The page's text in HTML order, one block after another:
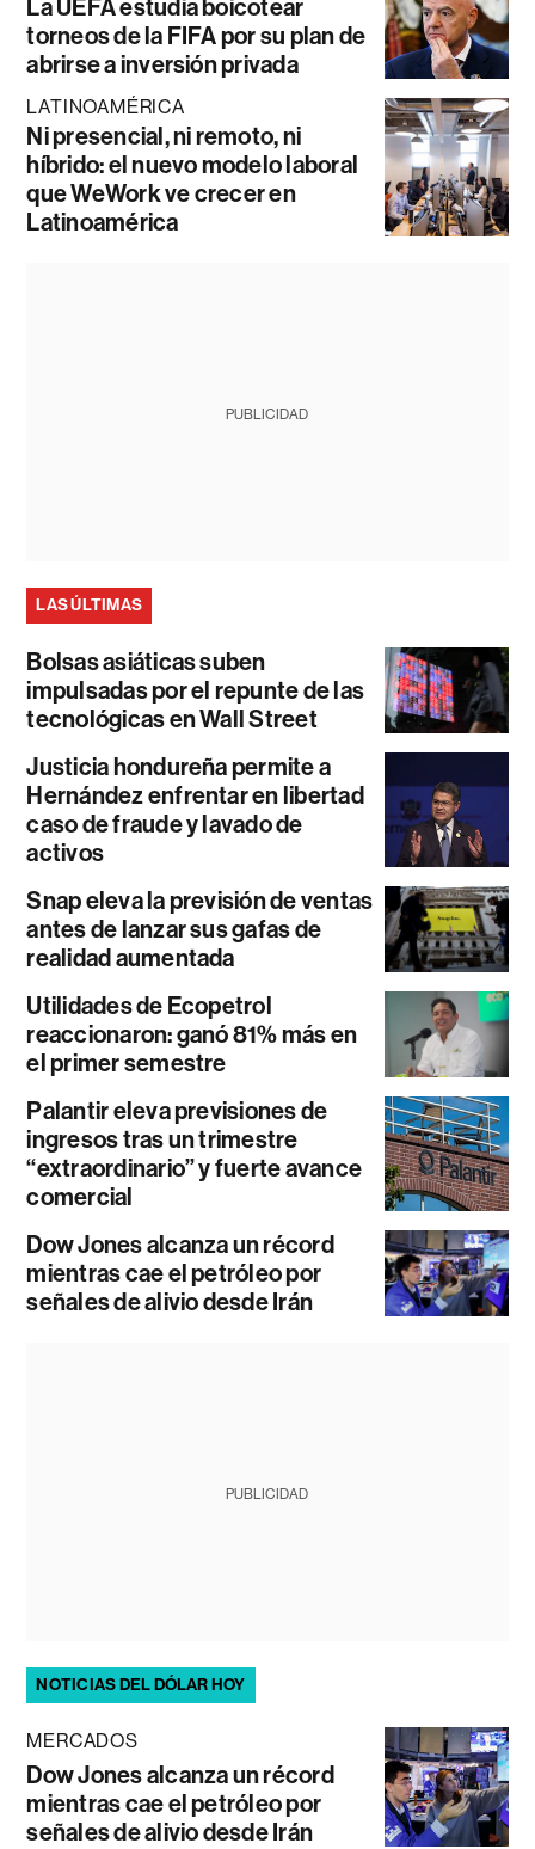
La UEFA estudia boicotear
torneos de la FIFA por su plan de
abrirse a inversión privada
LATINOAMÉRICA
Ni presencial, ni remoto, ni
híbrido: el nuevo modelo laboral
que WeWork ve crecer en
Latinoamérica
PUBLICIDAD
LAS ÚLTIMAS
Bolsas asiáticas suben
impulsadas por el repunte de las
tecnológicas en Wall Street
Justicia hondureña permite a
Hernández enfrentar en libertad
caso de fraude y lavado de
activos
Snap eleva la previsión de ventas
antes de lanzar sus gafas de
realidad aumentada
Utilidades de Ecopetrol
reaccionaron: ganó 81% más en
el primer semestre
Palantir eleva previsiones de
ingresos tras un trimestre
“extraordinario” y fuerte avance
comercial
Dow Jones alcanza un récord
mientras cae el petróleo por
señales de alivio desde Irán
PUBLICIDAD
NOTICIAS DEL DÓLAR HOY
MERCADOS
Dow Jones alcanza un récord
mientras cae el petróleo por
señales de alivio desde Irán